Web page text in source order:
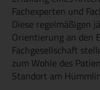
Fachexperten und
Diese regelmäßigen
Orientierung an den
Fachgesellschaft
zum Wohle des
Standort am